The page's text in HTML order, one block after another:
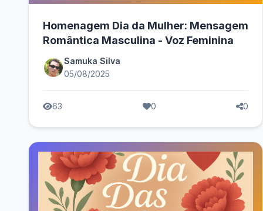
Homenagem Dia da Mulher: Mensagem
Romântica Masculina - Voz Feminina
Samuka Silva
05/08/2025
63 0 0